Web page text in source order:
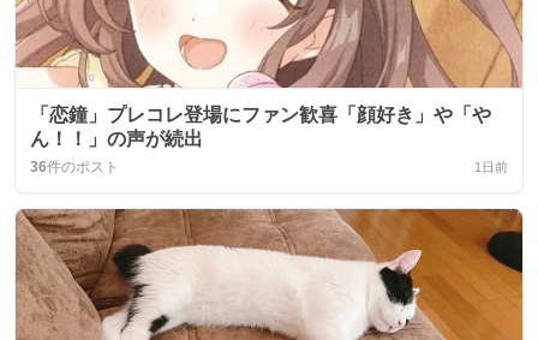
「恋鐘」プレコレ登場にファン歓喜「顔好き」や「や
ん！！」の声が続出
36件のポスト 1日前